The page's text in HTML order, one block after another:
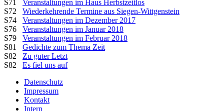
S71 Veranstaltungen im Haus Herbstzeitlos
S72 Wiederkehrende Termine aus Siegen-Wittgenstein
S74 Veranstaltungen im Dezember 2017
S76 Veranstaltungen im Januar 2018
S79 Veranstaltungen im Februar 2018
S81 Gedichte zum Thema Zeit
S82 Zu guter Letzt
S82 Es fiel uns auf
Datenschutz
Impressum
Kontakt
Intern